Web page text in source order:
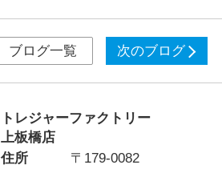
ブログ一覧 次のブログ
トレジャーファクトリー
上板橋店
住所
〒179-0082